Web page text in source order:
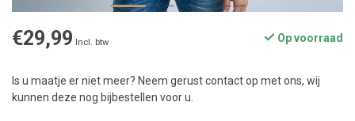
€29,99 Incl. btw Op voorraad
Is u maatje er niet meer? Neem gerust contact op met ons, wij
kunnen deze nog bijbestellen voor u.